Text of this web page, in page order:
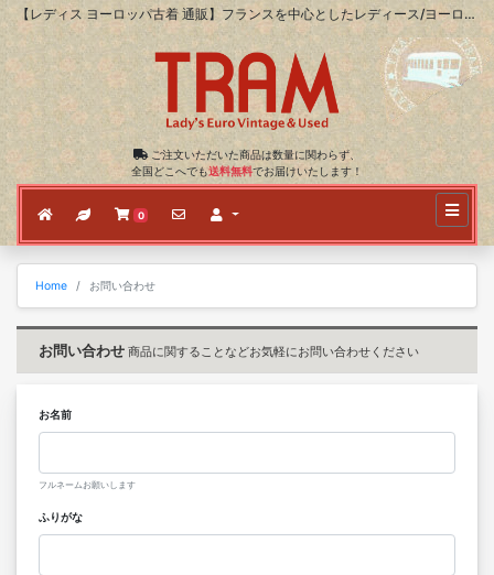
【レディス ヨーロッパ古着 通販】フランスを中心としたレディース/ヨーロッパ古着のオンラインショップ
ご注文いただいた商品は数量に関わらず、
全国どこへでも送料無料でお届けいたします！
0
Home お問い合わせ
お問い合わせ 商品に関することなどお気軽にお問い合わせください
お名前
フルネームお願いします
ふりがな